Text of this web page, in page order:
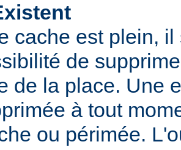
cache est plein,
de
de la place. Une
à tout
ou périmée.